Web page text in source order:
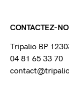
CONTACTEZ-
Tripalio BP
04 81 65 33 70